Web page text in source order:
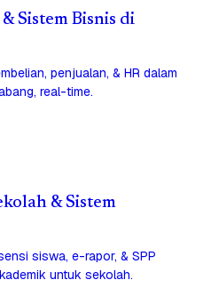
Sistem Bisnis di
penjualan, & HR dalam
real-time.
& Sistem
siswa, e-rapor, & SPP
untuk sekolah.